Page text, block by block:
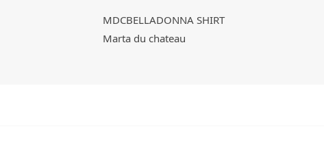
MDCBELLADONNA SHIRT
Marta du chateau